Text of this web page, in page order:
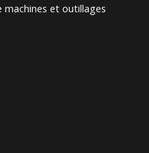
et outillages